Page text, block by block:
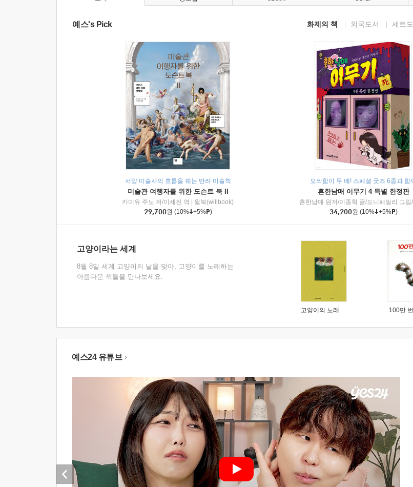
예스's Pick 화제의 책 외국도서 세트
서양 미술사의 흐름을 꿰는 반려 미술책
미술관 여행자를 위한 도슨트 북 II
카미유 주노 저/이세진 역
윌북(willbook)
29,700원 (10% +5% )
오싹함이 두 배! 스페셜 굿즈 6종과 함
흔한남매 이무기 4 특별 한정판
34,200원 (10% +5% )
고양이라는 세계
8월 8일 세계 고양이의 날을 맞아, 고양이를 노래하는
아름다운 책들을 만나보세요.
고양이의 노래 100만
예스24 유튜브